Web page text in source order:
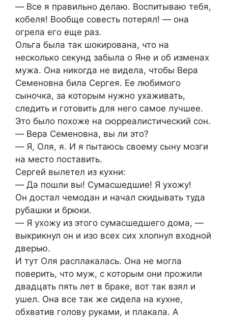
― Все я правильно делаю. Воспитываю тебя,
кобеля! Вообще совесть потерял! ― она
огрела его еще раз.
Ольга была так шокирована, что на
несколько секунд забыла о Яне и об изменах
мужа. Она никогда не видела, чтобы Вера
Семеновна била Сергея. Ее любимого
сыночка, за которым нужно ухаживать,
следить и готовить для него самое лучшее.
Это было похоже на сюрреалистический сон.
― Вера Семеновна, вы ли это?
― Я, Оля, я. И я пытаюсь своему сыну мозги
на место поставить.
Сергей вылетел из кухни:
― Да пошли вы! Сумасшедшие! Я ухожу!
Он достал чемодан и начал скидывать туда
рубашки и брюки.
― Я ухожу из этого сумасшедшего дома, ―
выкрикнул он и изо всех сих хлопнул входной
дверью.
И тут Оля расплакалась. Она не могла
поверить, что муж, с которым они прожили
двадцать пять лет в браке, вот так взял и
ушел. Она все так же сидела на кухне,
обхватив голову руками, и плакала. А